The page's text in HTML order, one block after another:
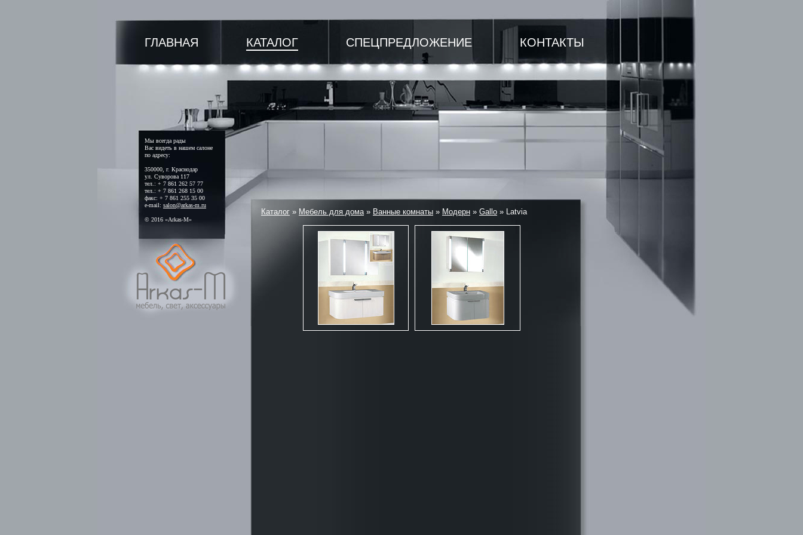
Мы всегда рады
Вас видеть в нашем салоне
по адресу:
350000, г. Краснодар
ул. Суворова 117
тел.: + 7 861 262 57 77
тел.: + 7 861 268 15 00
факс: + 7 861 255 35 00
e-mail: salon@arkas-m.ru
© 2016 «Arkas-M»
ГЛАВНАЯ КАТАЛОГ СПЕЦПРЕДЛОЖЕНИЕ КОНТАКТЫ
Каталог » Мебель для дома» Ванные комнаты » Модерн » Gallo » Latvia